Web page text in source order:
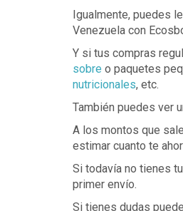
Igualmente, puedes
Venezuela con
Y si tus compras
sobre o paquetes
nutricionales, etc.
También puedes ver
A los montos que
estimar cuanto te
Si todavía no tienes
primer envío.
Si tienes dudas